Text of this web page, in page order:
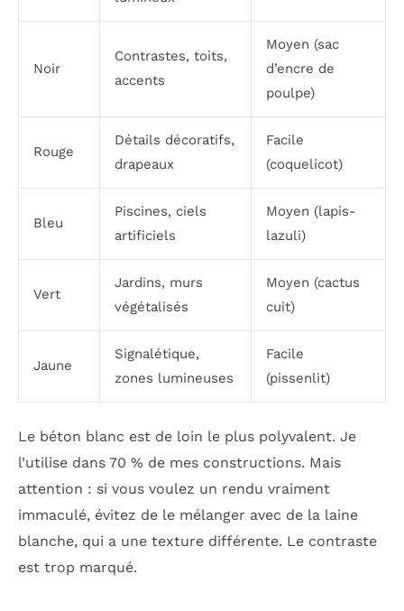
Noir
Contrastes, toits,
accents
Moyen (sac
d’encre de
poulpe)
Rouge
Détails décoratifs,
drapeaux
Facile
(coquelicot)
Bleu
Piscines, ciels
artificiels
Moyen (lapis-
lazuli)
Vert
Jardins, murs
végétalisés
Moyen (cactus
cuit)
Jaune
Signalétique,
zones lumineuses
Facile
(pissenlit)
Le béton blanc est de loin le plus polyvalent. Je
l’utilise dans 70 % de mes constructions. Mais
attention : si vous voulez un rendu vraiment
immaculé, évitez de le mélanger avec de la laine
blanche, qui a une texture différente. Le contraste
est trop marqué.